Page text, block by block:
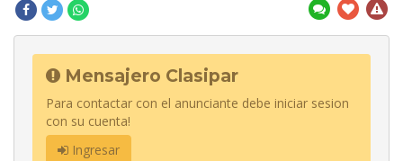
Mensajero Clasipar
Para contactar con el anunciante debe iniciar sesion
con su cuenta!
Ingresar